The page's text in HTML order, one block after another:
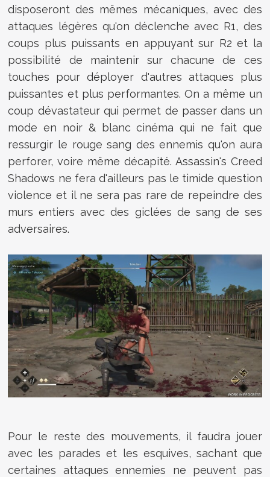
disposeront des mêmes mécaniques, avec des
attaques légères qu'on déclenche avec R1, des
coups plus puissants en appuyant sur R2 et la
possibilité de maintenir sur chacune de ces
touches pour déployer d'autres attaques plus
puissantes et plus performantes. On a même un
coup dévastateur qui permet de passer dans un
mode en noir & blanc cinéma qui ne fait que
ressurgir le rouge sang des ennemis qu'on aura
perforer, voire même décapité. Assassin's Creed
Shadows ne fera d'ailleurs pas le timide question
violence et il ne sera pas rare de repeindre des
murs entiers avec des giclées de sang de ses
adversaires.
Pour le reste des mouvements, il faudra jouer
avec les parades et les esquives, sachant que
certaines attaques ennemies ne peuvent pas